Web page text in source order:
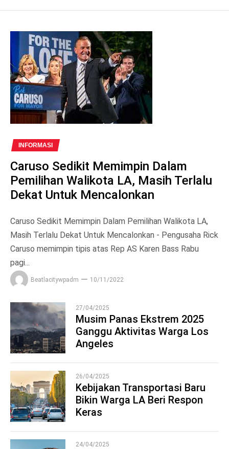
INFORMASI
Caruso Sedikit Memimpin Dalam
Pemilihan Walikota LA, Masih Terlalu
Dekat Untuk Mencalonkan
Caruso Sedikit Memimpin Dalam Pemilihan Walikota LA,
Masih Terlalu Dekat Untuk Mencalonkan - Pengusaha Rick
Caruso memimpin tipis atas Rep AS Karen Bass Rabu
pagi...
Beatlacitywpadm 10/11/2022
1
27/04/2025
Musim Panas Ekstrem 2025
Ganggu Aktivitas Warga Los
Angeles
2
26/04/2025
Kebijakan Transportasi Baru
Bikin Warga LA Beri Respon
Keras
24/04/2025